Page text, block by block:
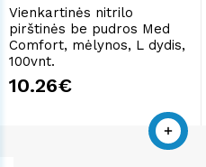
Vienkartinės nitrilo
pirštinės be pudros Med
Comfort, mėlynos, L dydis,
100vnt.
10.26€